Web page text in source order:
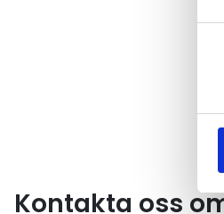
Kontakta oss